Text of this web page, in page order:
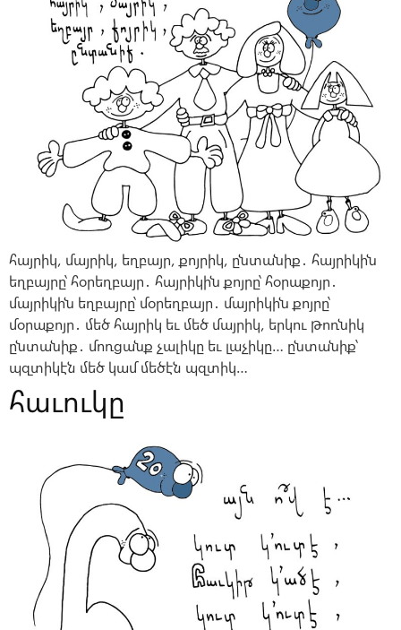
հայրիկ, մայրիկ, եղբայր, քոյրիկ, ընտանիք․ հայրիկին
եղբայրը՝ հօրեղբայր․ հայրիկին քոյրը՝ հօրաքոյր․
մայրիկին եղբայրը՝ մօրեղբայր․ մայրիկին քոյրը՝
մօրաքոյր․ մեծ հայրիկ եւ մեծ մայրիկ, երկու թոռնիկ
ընտանիք․ մոռցանք չալիկը եւ լաչիկը… ընտանիք՝
պզտիկէն մեծ կամ մեծէն պզտիկ…
հաւուկը